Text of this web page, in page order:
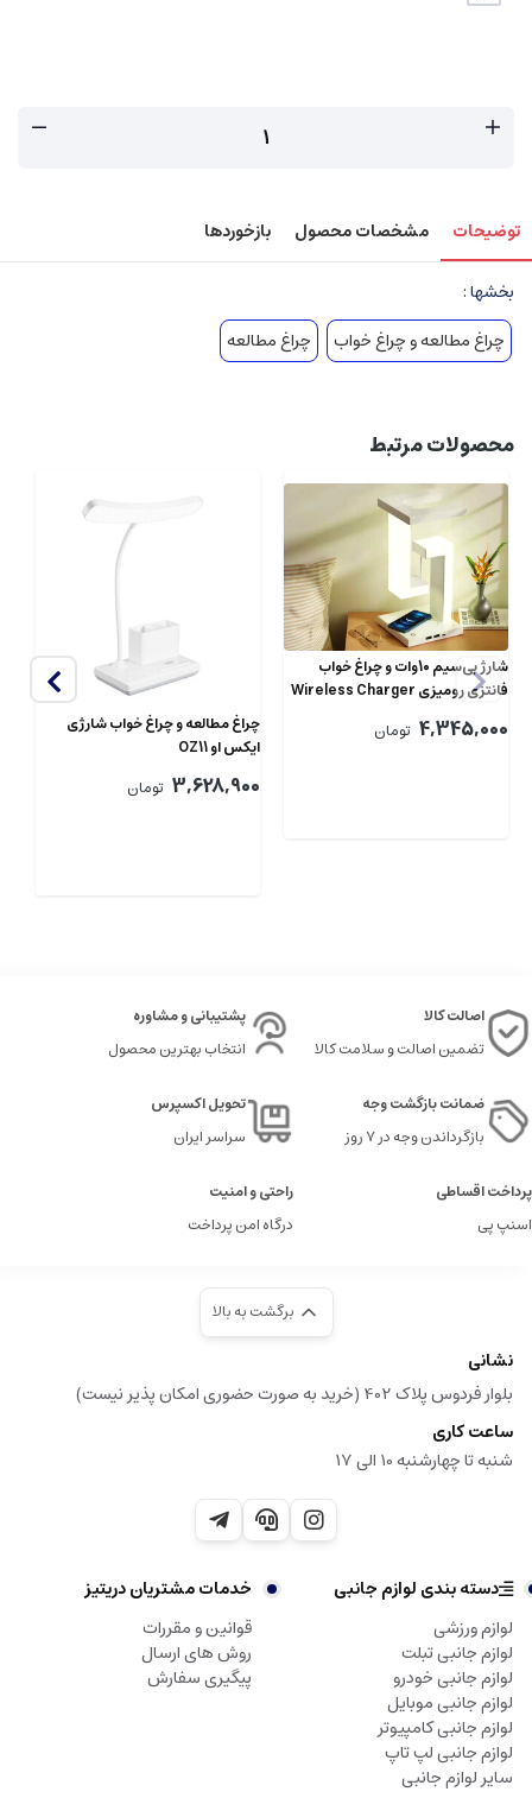
توضیحات مشخصات محصول بازخوردها
بخشها :
چراغ مطالعه و چراغ خواب
چراغ مطالعه
محصولات مرتبط
شارژ بی‌سیم 10وات و چراغ خواب
فانتزی رومیزی Wireless Charger
4,345,000 تومان
چراغ مطالعه و چراغ خواب شارژی
ایکس او OZ11
3,628,900 تومان
اصالت کالا
تضمین اصالت و سلامت کالا
پشتیبانی و مشاوره
انتخاب بهترین محصول
ضمانت بازگشت وجه
بازگرداندن وجه در ۷ روز
تحویل اکسپرس
سراسر ایران
پرداخت اقساطی
اسنپ پی
راحتی و امنیت
درگاه امن پرداخت
برگشت به بالا
نشانی
بلوار فردوس پلاک 402 (خرید به صورت حضوری امکان پذیر نیست)
ساعت کاری
شنبه تا چهارشنبه 10 الی 17
دسته بندی لوازم جانبی
لوازم ورزشی
لوازم جانبی تبلت
لوازم جانبی خودرو
لوازم جانبی موبایل
لوازم جانبی کامپیوتر
لوازم جانبی لپ تاپ
سایر لوازم جانبی
خدمات مشتریان دریتیز
قوانین و مقررات
روش های ارسال
پیگیری سفارش